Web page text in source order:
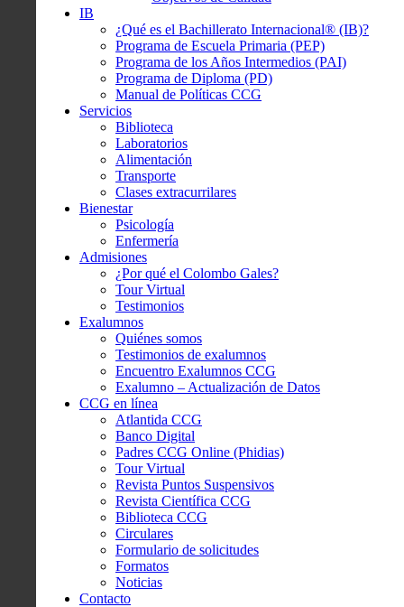
IB
¿Qué es el Bachillerato Internacional® (IB)?
Programa de Escuela Primaria (PEP)
Programa de los Años Intermedios (PAI)
Programa de Diploma (PD)
Manual de Políticas CCG
Servicios
Biblioteca
Laboratorios
Alimentación
Transporte
Clases extracurrilares
Bienestar
Psicología
Enfermería
Admisiones
¿Por qué el Colombo Gales?
Tour Virtual
Testimonios
Exalumnos
Quiénes somos
Testimonios de exalumnos
Encuentro Exalumnos CCG
Exalumno – Actualización de Datos
CCG en línea
Atlantida CCG
Banco Digital
Padres CCG Online (Phidias)
Tour Virtual
Revista Puntos Suspensivos
Revista Científica CCG
Biblioteca CCG
Circulares
Formulario de solicitudes
Formatos
Noticias
Contacto